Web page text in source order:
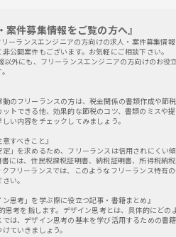
案件募集情報をご覧の方へ』
ーランスエンジニアの方向けの求人・案件募集情
公開案件もございます。お気軽にご相談下さい。
以外にも、フリーランスエンジニアの方向けのお役
のフリーランスの方は、税金関係の書類作成や
トできる他、効果的な節税のコツ、書類のミス
い内容をチェックしてみましょう。
すべきこと』
」を求めるため、フリーランスは信用されにく
には、住民税課税証明書、納税証明書、所得税
フリーランスでは、このようなフリーランス特
い。
思考」を学ぶ際に役立つ記事・書籍まとめ』
思考を指します。デザイン思考とは、具体的にど
は、デザイン思考の基本を学び活用するための
ていきましょう。